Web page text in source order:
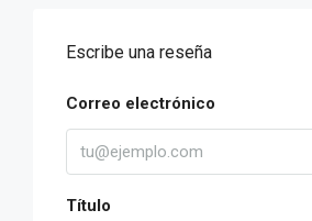
Escribe una reseña
Correo electrónico
Título